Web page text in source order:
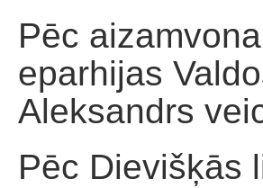
Pēc
eparhijas
Aleksandrs
Pēc Dievišķās